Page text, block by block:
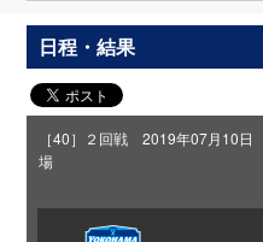
日程・結果
［40］２回戦 2019年07月10
場